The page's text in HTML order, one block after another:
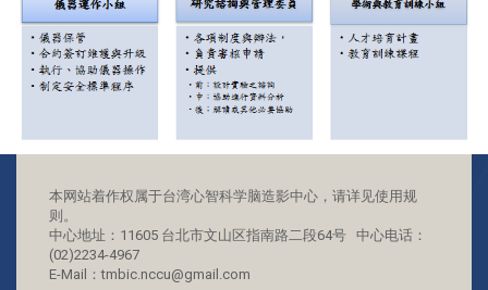
本网站着作权属于台湾心智科学脑造影中心，请详见使用规
则。
中心地址：11605 台北市文山区指南路二段64号 中心电话：
(02)2234-4967
E-Mail：tmbic.nccu@gmail.com